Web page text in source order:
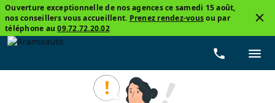
Ouverture exceptionnelle de nos agences ce samedi 15 août,
nos conseillers vous accueillent. Prenez rendez-vousou par
téléphone au09.72.72.20.02